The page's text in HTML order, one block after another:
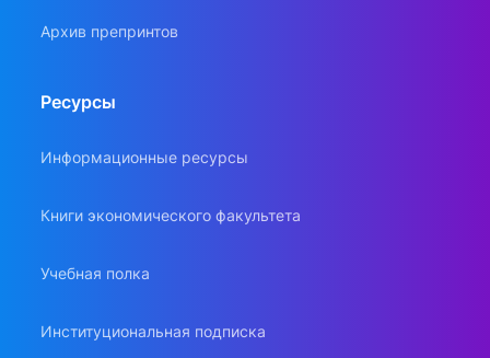
Архив препринтов
Ресурсы
Информационные ресурсы
Книги экономического факультета
Учебная полка
Институциональная подписка